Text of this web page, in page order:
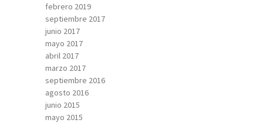
febrero 2019
septiembre 2017
junio 2017
mayo 2017
abril 2017
marzo 2017
septiembre 2016
agosto 2016
junio 2015
mayo 2015